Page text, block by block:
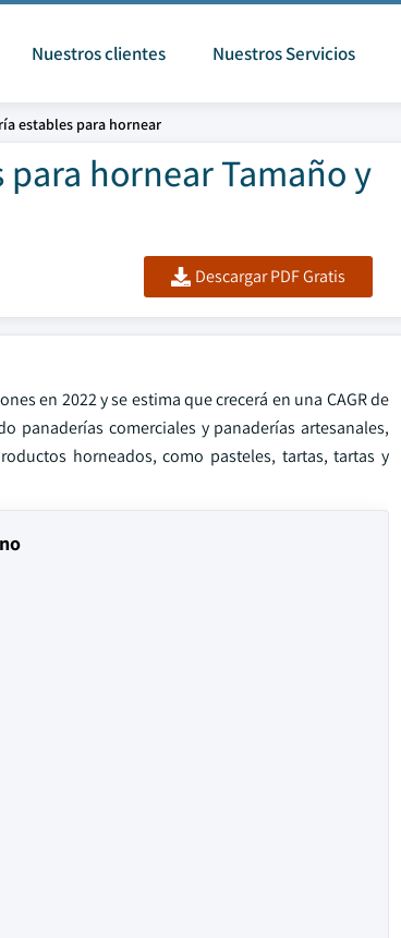
Nuestros clientes Nuestros Servicios
estables para hornear
hornear Tamaño y
Descargar PDF Gratis
en 2022 y se estima que crecerá en una CAGR de
panaderías comerciales y panaderías artesanales,
horneados, como pasteles, tartas, tartas y